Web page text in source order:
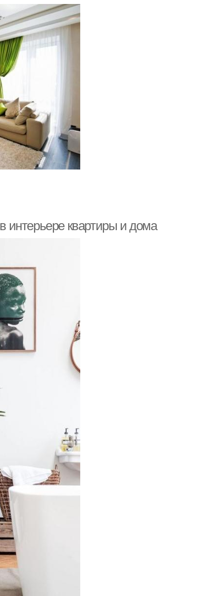
интерьере квартиры и дома